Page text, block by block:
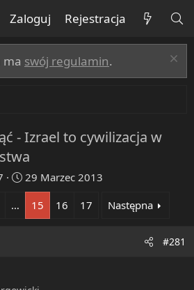
Zaloguj Rejestracja
swój regulamin.
- Izrael to cywilizacja w
R
o
p
29 Marzec 2013
… 15 16 17 Następna
#281